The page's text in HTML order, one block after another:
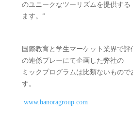
のユニークなツーリズムを提供する
ます。”
国際教育と学生マーケット業界で評
の連係プレーにて企画した弊社の
ミックプログラムは比類ないもので
す。
www.banoragroup.com